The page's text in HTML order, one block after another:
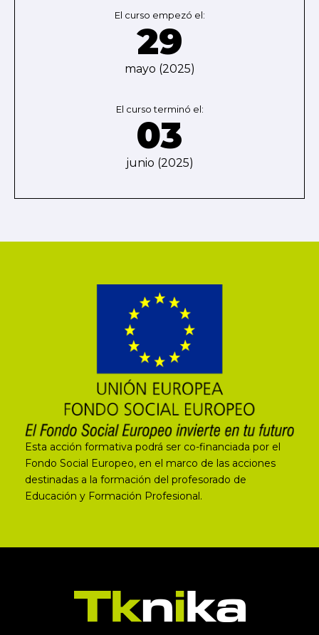
El curso empezó el:
29
mayo (2025)
El curso terminó el:
03
junio (2025)
Esta acción formativa podrá ser co-financiada por el
Fondo Social Europeo, en el marco de las acciones
destinadas a la formación del profesorado de
Educación y Formación Profesional.